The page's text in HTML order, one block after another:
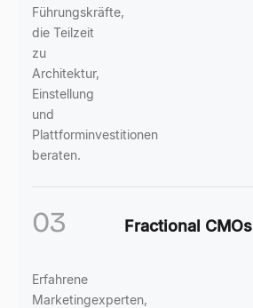
Führungskräfte,
die Teilzeit
zu
Architektur,
Einstellung
und
Plattforminvestitionen
beraten.
03 Fractional CMOs
Erfahrene
Marketingexperten,